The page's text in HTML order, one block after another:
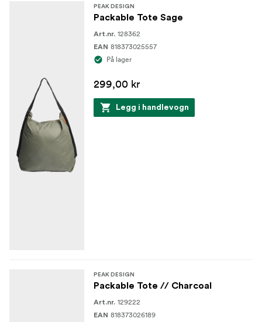
PEAK DESIGN
Packable Tote Sage
Art.nr. 128362
EAN 818373025557
På lager
299,00 kr
Legg i handlevogn
PEAK DESIGN
Packable Tote // Charcoal
Art.nr. 129222
EAN 818373026189